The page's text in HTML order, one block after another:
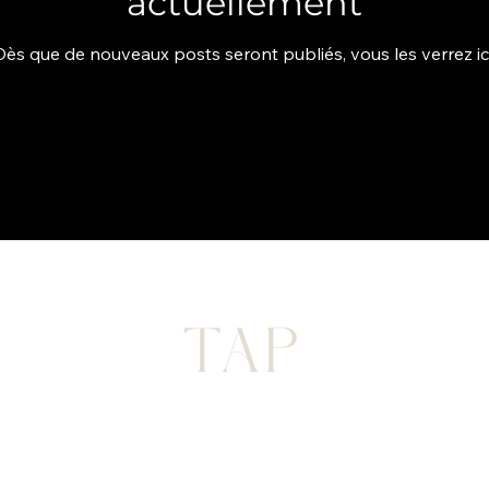
que de nouveaux posts seront publiés, vous les verrez